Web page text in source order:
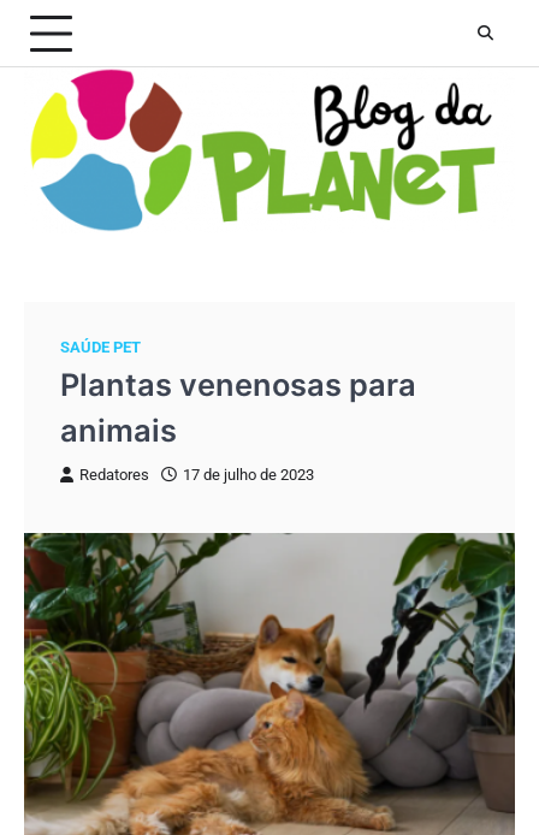
Skip
content
SAÚDE PET
Plantas venenosas para
animais
Redatores 17 de julho de 2023